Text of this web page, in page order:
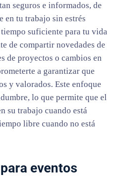
seguros e informados, de
en tu trabajo sin estrés
suficiente para tu vida
de compartir novedades de
de proyectos o cambios en
a garantizar que
y valorados. Este enfoque
lo que permite que el
su trabajo cuando está
libre cuando no está
eventos